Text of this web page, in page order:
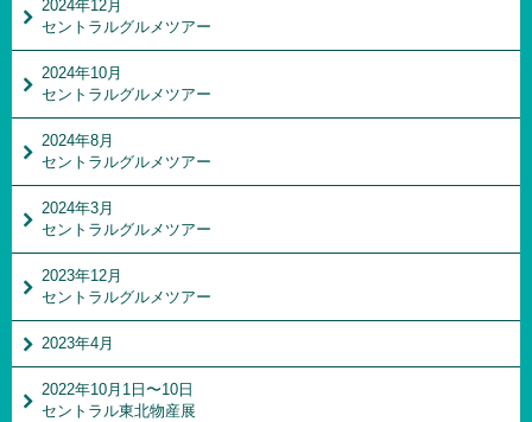
2024年12月
セントラルグルメツアー
2024年10月
セントラルグルメツアー
2024年8月
セントラルグルメツアー
2024年3月
セントラルグルメツアー
2023年12月
セントラルグルメツアー
2023年4月
2022年10月1日〜10日
セントラル東北物産展